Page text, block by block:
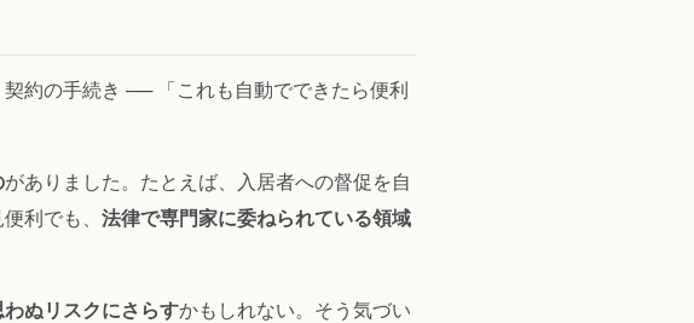
約の手続き ── 「これも自動でできたら便利
がありました。たとえば、入居者への督促を自
利でも、 法律で専門家に委ねられている領域
ぬリスクにさらすかもしれない。そう気づい